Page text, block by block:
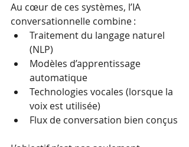
Au cœur de ces systèmes, l’IA
conversationnelle combine :
Traitement du langage naturel
(NLP)
Modèles d’apprentissage
automatique
Technologies vocales (lorsque la
voix est utilisée)
Flux de conversation bien conçus